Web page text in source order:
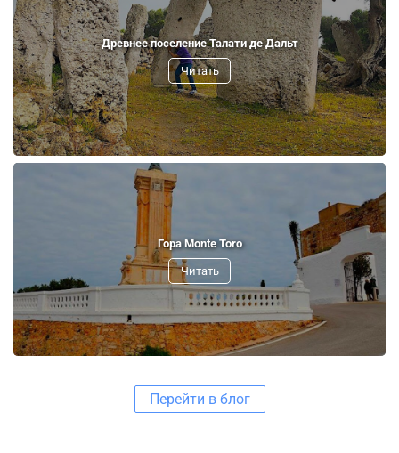
Древнее поселение Талати де Дальт
Читать
Гора Monte Toro
Читать
Перейти в блог